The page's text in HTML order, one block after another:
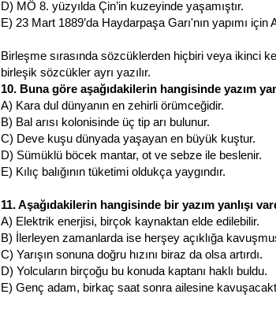
D) MÖ 8. yüzyılda Çin’in kuzeyinde yaşamıştır.
E) 23 Mart 1889’da Haydarpaşa Garı'nın yapımı
Birleşme sırasında sözcüklerden hiçbiri veya ikinci
birleşik sözcükler ayrı yazılır.
10. Buna göre aşağıdakilerin hangisinde yazım
A) Kara dul dünyanın en zehirli örümceğidir.
B) Bal arısı kolonisinde üç tip arı bulunur.
C) Deve kuşu dünyada yaşayan en büyük kuştur.
D) Sümüklü böcek mantar, ot ve sebze ile beslenir.
E) Kılıç balığının tüketimi oldukça yaygındır.
11. Aşağıdakilerin hangisinde bir yazım yanlışı
A) Elektrik enerjisi, birçok kaynaktan elde edilebilir.
B) İlerleyen zamanlarda ise herşey açıklığa
C) Yarışın sonuna doğru hızını biraz da olsa artırdı.
D) Yolcuların birçoğu bu konuda kaptanı haklı buldu.
E) Genç adam, birkaç saat sonra ailesine